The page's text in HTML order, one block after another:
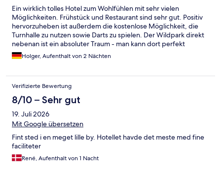
Ein wirklich tolles Hotel zum Wohlfühlen mit sehr vielen
Möglichkeiten. Frühstück und Restaurant sind sehr gut. Positiv
hervorzuheben ist außerdem die kostenlose Möglichkeit, die
Turnhalle zu nutzen sowie Darts zu spielen. Der Wildpark direkt
nebenan ist ein absoluter Traum - man kann dort perfekt
abschalten und sich erholen! Für Kinder natürlich auch ein
absolutes Highlight! Eine Massage würde ich nicht unbedingt
es kam leider keine typische Wellness-Atmosphäre auf. Eine
große Enttäuschung war leider der Reitunterricht meiner
Tochter, die schon einige Jahre reitet und sich im Vorfeld riesig
darauf gefreut hatte. Die Reitlehrerin (Julia) war sehr arrogant,
hat noch nicht mal gefragt, wie meine Tochter heißt oder wie alt
sie ist und hat sich am Ende noch nicht mal verabschiedet und
empathielos. Das soll aber letztlich nicht darüber
hinwegtäuschen, dass wir ein sehr schönes Wochenende in
dem Hotel verbracht haben und insgesamt sehr zufrieden
Holger, Aufenthalt von 2 Nächten
Verifizierte Bewertung
8/10 – Sehr gut
19. Juli 2026
Mit Google übersetzen
Fint sted i en meget lille by. Hotellet havde det meste med fine
faciliteter
René, Aufenthalt von 1 Nacht